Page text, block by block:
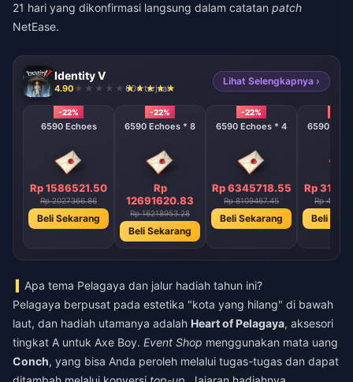
21 hari yang dikonfirmasi langsung dalam catatan patch
NetEase.
Identity V
4.90 604 terjual
Lihat Selengkapnya ›
-22%
6590 Echoes
Rp 1586521.50
Rp 2027366.86
Beli Sekarang
-22%
6590 Echoes * 8
Rp
12691620.83
Rp 16218953.28
Beli Sekarang
-22%
6590 Echoes * 4
Rp 6345718.55
Rp 8109467.45
Beli Sekarang
6590
Rp
Rp
Beli
Apa tema Pelagaya dan jalur hadiah tahun ini?
Pelagaya berpusat pada estetika "kota yang hilang" di bawah
laut, dan hadiah utamanya adalah Heart of Pelagaya, aksesori
tingkat A untuk Axe Boy. Event Shop menggunakan mata uang
Conch, yang bisa Anda peroleh melalui tugas-tugas dan dapat